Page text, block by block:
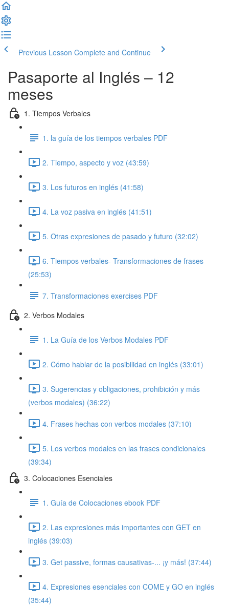
Previous Lesson Complete and Continue
Pasaporte al Inglés – 12
meses
1. Tiempos Verbales
1. la guía de los tiempos verbales PDF
2. Tiempo, aspecto y voz (43:59)
3. Los futuros en inglés (41:58)
4. La voz pasiva en inglés (41:51)
5. Otras expresiones de pasado y futuro (32:02)
6. Tiempos verbales- Transformaciones de frases
(25:53)
7. Transformaciones exercises PDF
2. Verbos Modales
1. La Guía de los Verbos Modales PDF
2. Cómo hablar de la posibilidad en inglés (33:01)
3. Sugerencias y obligaciones, prohibición y más
(verbos modales) (36:22)
4. Frases hechas con verbos modales (37:10)
5. Los verbos modales en las frases condicionales
(39:34)
3. Colocaciones Esenciales
1. Guía de Colocaciones ebook PDF
2. Las expresiones más importantes con GET en
inglés (39:03)
3. Get passive, formas causativas-... ¡y más! (37:44)
4. Expresiones esenciales con COME y GO en inglés
(35:44)